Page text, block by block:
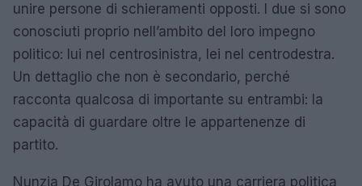
unire persone di schieramenti opposti. I due si sono
conosciuti proprio nell’ambito del loro impegno
politico: lui nel centrosinistra, lei nel centrodestra.
Un dettaglio che non è secondario, perché
racconta qualcosa di importante su entrambi: la
capacità di guardare oltre le appartenenze di
partito.
Nunzia De Girolamo ha avuto una carriera politica